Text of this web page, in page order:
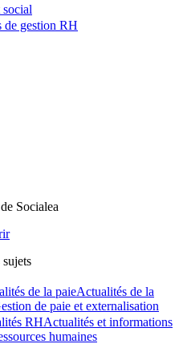
de gestion RH
Socialea
sujets
de la paieActualités de la
de paie et externalisation
RHActualités et informations
humaines